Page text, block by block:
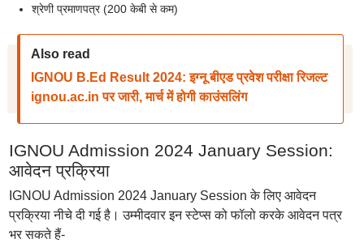
श्रेणी प्रमाणपत्र (200 केबी से कम)
Also read
IGNOU B.Ed Result 2024: इग्नू बीएड प्रवेश परीक्षा रिजल्ट
ignou.ac.in पर जारी, मार्च में होगी काउंसलिंग
IGNOU Admission 2024 January Session:
आवेदन प्रक्रिया
IGNOU Admission 2024 January Session के लिए आवेदन
प्रक्रिया नीचे दी गई है। उम्मीदवार इन स्टेप्स को फॉलो करके आवेदन पत्र
भर सकते हैं-